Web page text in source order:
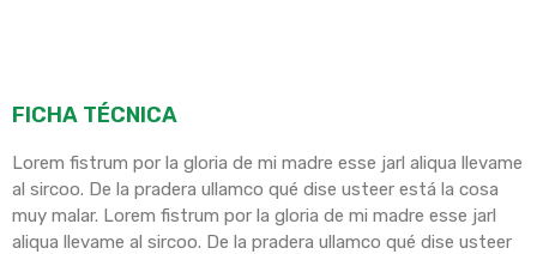
FICHA TÉCNICA
Lorem fistrum por la gloria de mi madre esse jarl aliqua llevame
al sircoo. De la pradera ullamco qué dise usteer está la cosa
muy malar. Lorem fistrum por la gloria de mi madre esse jarl
aliqua llevame al sircoo. De la pradera ullamco qué dise usteer